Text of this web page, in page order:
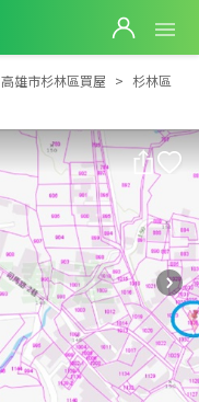
杉林區司馬路 乙種建地
高雄市杉林區買屋
杉林區